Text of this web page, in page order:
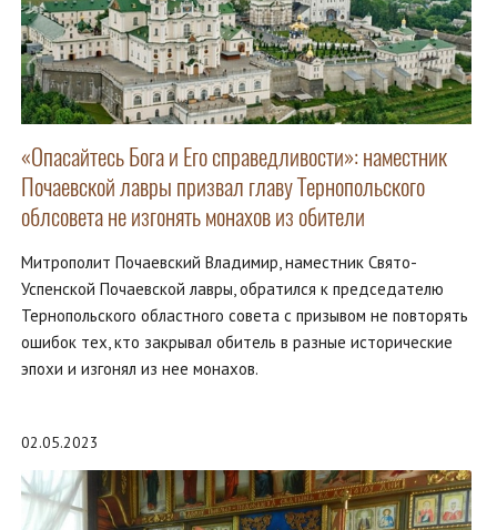
«Опасайтесь Бога и Его справедливости»: наместник
Почаевской лавры призвал главу Тернопольского
облсовета не изгонять монахов из обители
Митрополит Почаевский Владимир, наместник Свято-
Успенской Почаевской лавры, обратился к председателю
Тернопольского областного совета с призывом не повторять
ошибок тех, кто закрывал обитель в разные исторические
эпохи и изгонял из нее монахов.
02.05.2023